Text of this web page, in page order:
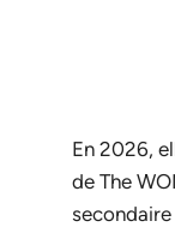
En 2026,
de The